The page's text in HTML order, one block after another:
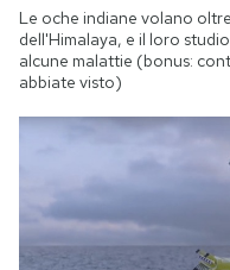
Le oche indiane volano
dell'Himalaya, e il loro
alcune malattie (bonus:
abbiate visto)